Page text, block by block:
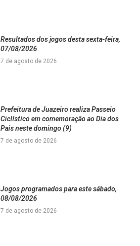
Resultados dos jogos desta sexta-feira,
07/08/2026
7 de agosto de 2026
Prefeitura de Juazeiro realiza Passeio
Ciclístico em comemoração ao Dia dos
Pais neste domingo (9)
7 de agosto de 2026
Jogos programados para este sábado,
08/08/2026
7 de agosto de 2026